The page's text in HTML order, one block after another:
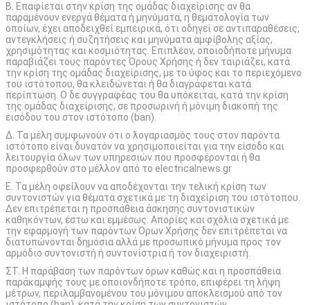
Β. Επαφίεται στην κρίση της ομάδας διαχείρισης αν θα
παραμένουν ενεργά θέματα ή μηνύματα, η θεματολογία των
οποίων, έχει αποδειχθεί εμπειρικά, ότι οδηγεί σε αντιπαραθέσεις,
αντεγκλήσεις ή συζητήσεις και μηνύματα αμφίβολης αξίας,
χρησιμότητας και κοσμιότητας. Επιπλέον, οποιοδήποτε μήνυμα
παραβιάζει τους παρόντες Όρους Χρήσης ή δεν ταιριάζει, κατά
την κρίση της ομάδας διαχείρισης, με το ύφος και το περιεχόμενο
του ιστότοπου, θα κλειδώνεται ή θα διαγράφεται κατά
περίπτωση. Ο δε συγγραφέας του θα υπόκειται, κατά την κρίση
της ομάδας διαχείρισης, σε προσωρινή ή μόνιμη διακοπή της
εισόδου του στον ιστότοπο (ban).
Δ. Τα μέλη συμφωνούν ότι ο λογαριασμός τους στον παρόντα
ιστότοπο είναι δυνατόν να χρησιμοποιείται για την είσοδο και
λειτουργία όλων των υπηρεσιών που προσφέρονται ή θα
προσφερθούν στο μέλλον από το electricalnews.gr
Ε. Τα μέλη οφείλουν να αποδέχονται την τελική κρίση των
συντονιστών για θέματα σχετικά με τη διαχείριση του ιστότοπου.
Δεν επιτρέπεται η προσπάθεια άσκησης συντονιστικών
καθηκόντων, έστω και εμμέσως. Απορίες και σχόλια σχετικά με
την εφαρμογή των παρόντων Όρων Χρήσης δεν επιτρέπεται να
διατυπώνονται δημόσια αλλά με προσωπικό μήνυμα προς τον
αρμόδιο συντονιστή ή συντονίστρια ή τον διαχειριστή.
ΣΤ. Η παράβαση των παρόντων όρων καθώς και η προσπάθεια
παράκαμψής τους με οποιονδήποτε τρόπο, επιφέρει τη λήψη
μέτρων, περιλαμβανομένου του μόνιμου αποκλεισμού από τον